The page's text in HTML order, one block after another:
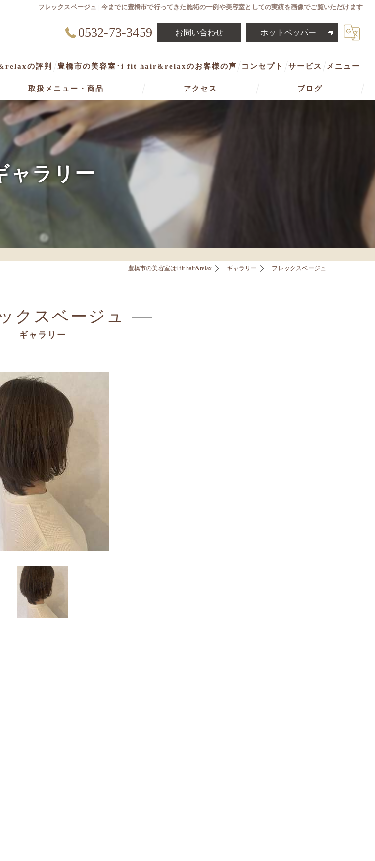
フレックスベージュ | 今までに豊橋市で行ってきた施術の一例や美容室としての実績を画像でご覧いただけます
0532-73-3459 お問い合わせ ホットペッパー
の評判 豊橋市の美容室･i fit hair&relaxのお客様の声 コンセプト
豊橋市の美容室･i fit hair&relaxの口コミ情報
サービス メニュー
取扱メニュー・商品 アクセス ブログ
ャラリー
豊橋市の美容室はi fit hair&relax ギャラリー フレックスベージュ
ギャラリー
クスベージュ